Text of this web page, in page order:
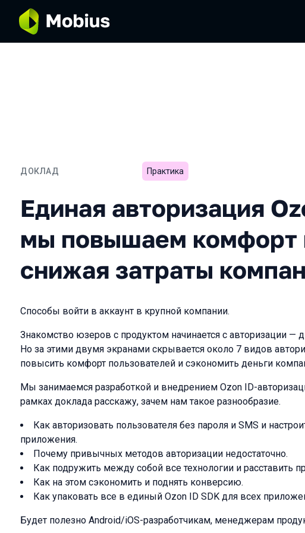
ДОКЛАД
Единая авторизация Ozon
Практика
Единая авторизация
мы повышаем комфорт
снижая затраты
Способы войти в аккаунт в крупной компании.
Знакомство юзеров с продуктом начинается с авторизации —
Но за этими двумя экранами скрывается около 7 видов
повысить комфорт пользователей и сэкономить деньги
Мы занимаемся разработкой и внедрением Ozon ID-
рамках доклада расскажу, зачем нам такое разнообразие.
Как авторизовать пользователя без пароля и SMS и
приложения.
Почему привычных методов авторизации недостаточно.
Как подружить между собой все технологии и расставить
Как на этом сэкономить и поднять конверсию.
Как упаковать все в единый Ozon ID SDK для всех
Будет полезно Android/iOS-разработчикам, менеджерам